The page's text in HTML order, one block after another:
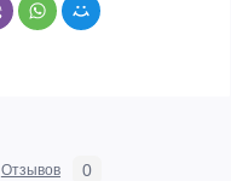
Отзывов 0